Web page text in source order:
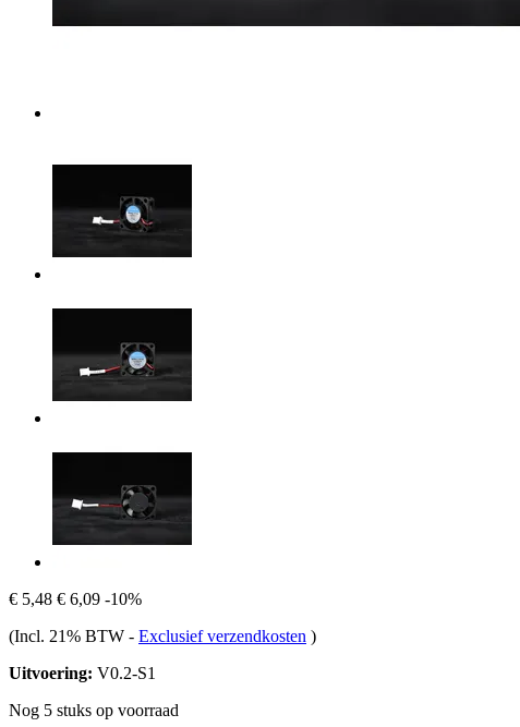
€ 5,48 € 6,09 -10%
(Incl. 21% BTW - Exclusief verzendkosten )
Uitvoering: V0.2-S1
Nog 5 stuks op voorraad